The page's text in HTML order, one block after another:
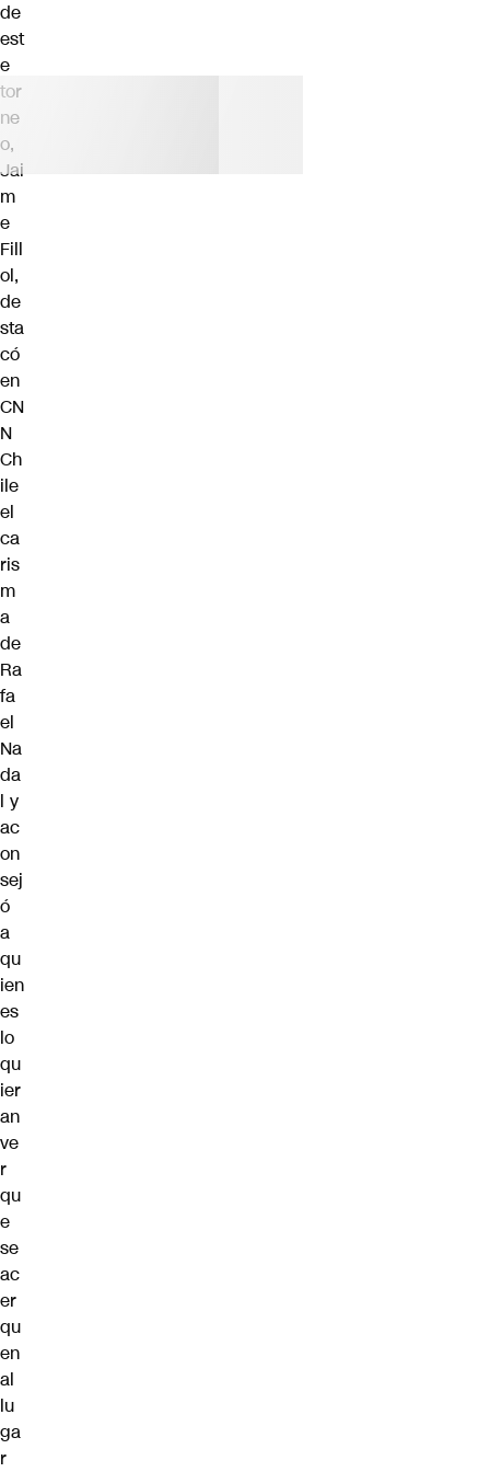
de
est
e
tor
ne
o,
Jai
m
e
Fill
ol,
de
sta
có
en
CN
N
Ch
ile
el
ca
ris
m
a
de
Ra
fa
el
Na
da
l y
ac
on
sej
ó
a
qu
ien
es
lo
qu
ier
an
ve
r
qu
e
se
ac
er
qu
en
al
lu
ga
r